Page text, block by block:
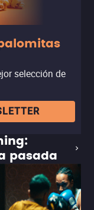
selección de
pasada